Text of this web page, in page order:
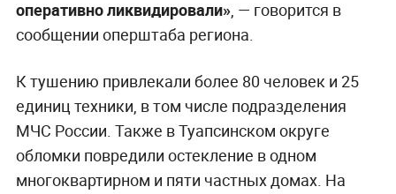
оперативно ликвидировали», — говорится в
сообщении оперштаба региона.
К тушению привлекали более 80 человек и 25
единиц техники, в том числе подразделения
МЧС России. Также в Туапсинском округе
обломки повредили остекление в одном
многоквартирном и пяти частных домах. На